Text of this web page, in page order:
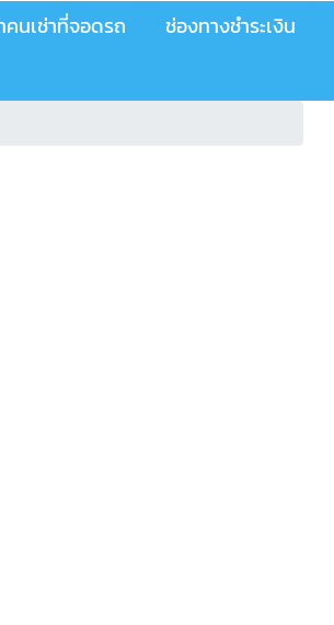
คนเช่าที่จอดรถ
ช่องทางชำระเงิน